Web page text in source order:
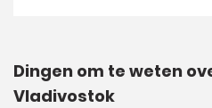
Dingen om te weten
Vladivostok